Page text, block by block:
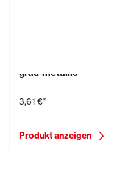
grau-metallic
3,61 €*
Produkt anzeigen